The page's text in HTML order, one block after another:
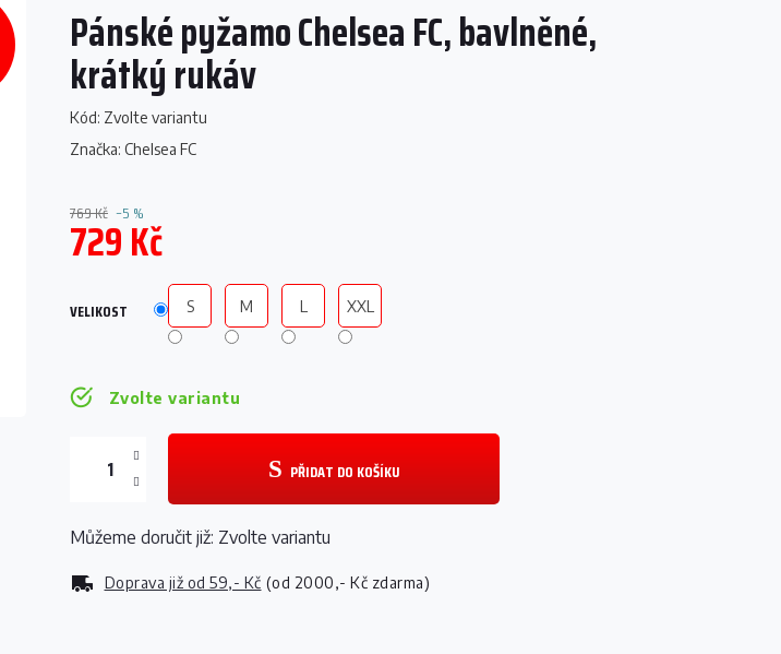
Pánské pyžamo Chelsea FC, bavlněné,
krátký rukáv
Kód: Zvolte variantu
Značka: Chelsea FC
769 Kč –5 %
729 Kč
cena:
Zvolte variantu
Doprava již od 59,- Kč (od 2000,- Kč zdarma)
VELIKOST S M L XXL
PŘIDAT DO KOŠÍKU
Můžeme doručit již: Zvolte variantu